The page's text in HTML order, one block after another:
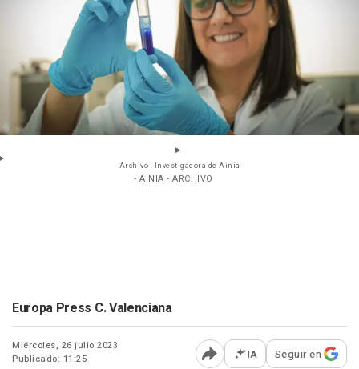
Archivo - Investigadora de Ainia
- AINIA - ARCHIVO
Europa Press C. Valenciana
Miércoles, 26 julio 2023
Publicado: 11:25
Abrir opciones para
IA Seguir en